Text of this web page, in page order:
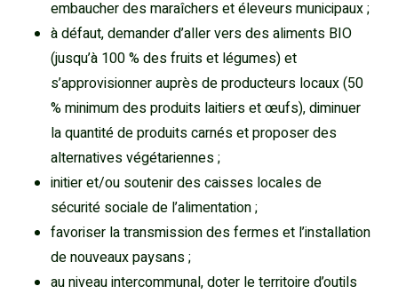
embaucher des maraîchers et éleveurs municipaux ;
à défaut, demander d’aller vers des aliments BIO
(jusqu’à 100 % des fruits et légumes) et
s’approvisionner auprès de producteurs locaux (50
% minimum des produits laitiers et œufs), diminuer
la quantité de produits carnés et proposer des
alternatives végétariennes ;
initier et/ou soutenir des caisses locales de
sécurité sociale de l’alimentation ;
favoriser la transmission des fermes et l’installation
de nouveaux paysans ;
au niveau intercommunal, doter le territoire d’outils